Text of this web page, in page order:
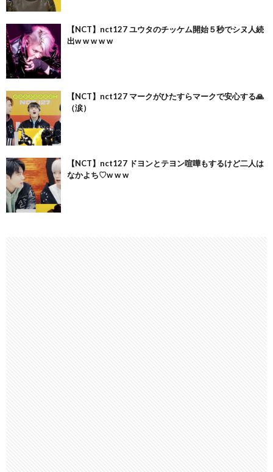
【NCT】nct127 ユウタのチッケム開始５秒でシヌ人続
出w w w w w
【NCT】nct127 マークがひたすらマークで安心する🙏
（涙）
【NCT】nct127 ドヨンとテヨン喧嘩もするけど二人は
なかよち♡w w w